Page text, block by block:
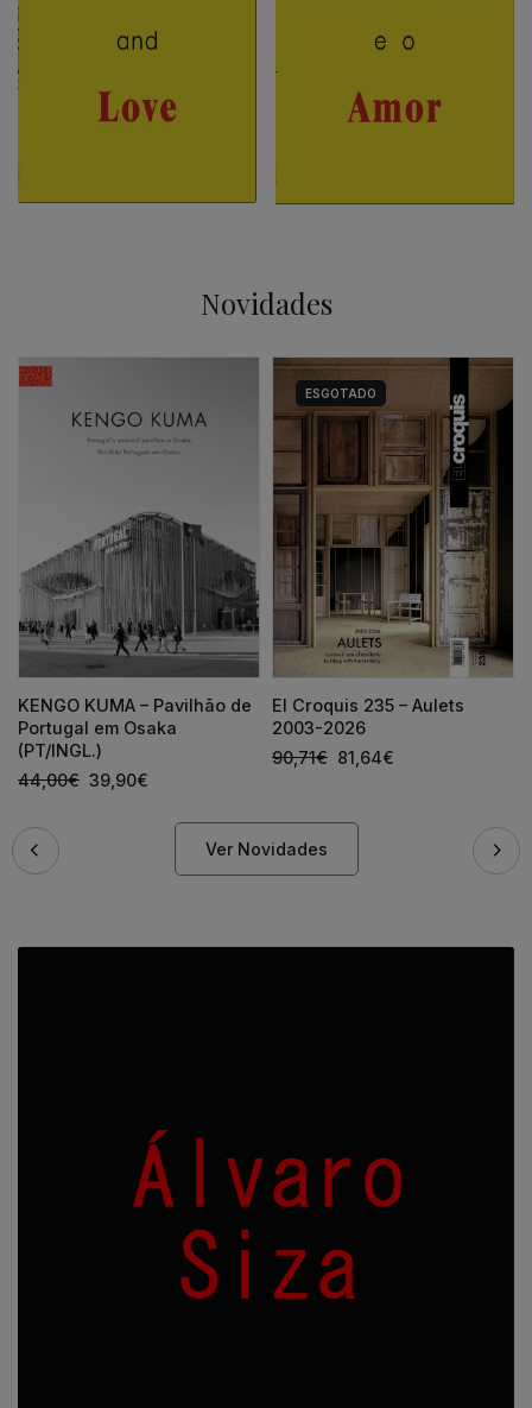
Novidades
KENGO KUMA – Pavilhão de
Portugal em Osaka
(PT/INGL.)
44,00€ 39,90€
ESGOTADO
El Croquis 235 – Aulets
2003-2026
90,71€ 81,64€
Ver Novidades